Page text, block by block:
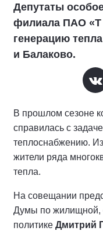
Депутаты
филиала ПАО «Т
генерацию
и Балаково.
В прошлом сезоне
справилась с
теплоснабжению.
жители ряда
тепла.
На совещании
Думы по жилищной,
политике Дмитрий